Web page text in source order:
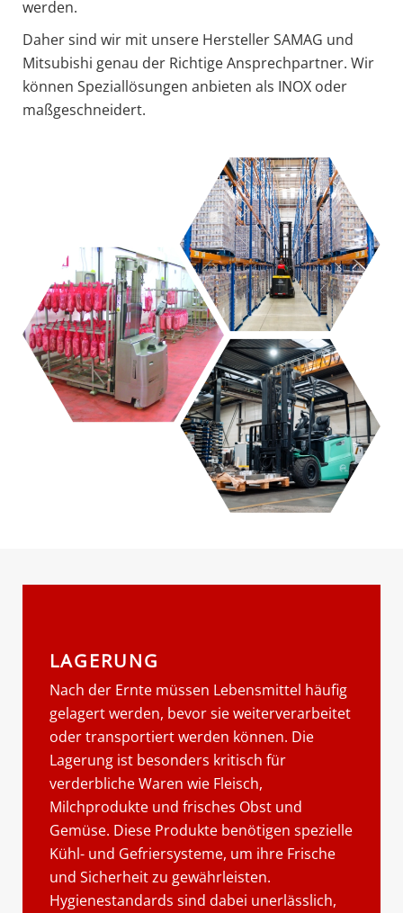
werden.
Daher sind wir mit unsere Hersteller SAMAG und
Mitsubishi genau der Richtige Ansprechpartner. Wir
können Speziallösungen anbieten als INOX oder
maßgeschneidert.
LAGERUNG
Nach der Ernte müssen Lebensmittel häufig
gelagert werden, bevor sie weiterverarbeitet
oder transportiert werden können. Die
Lagerung ist besonders kritisch für
verderbliche Waren wie Fleisch,
Milchprodukte und frisches Obst und
Gemüse. Diese Produkte benötigen spezielle
Kühl- und Gefriersysteme, um ihre Frische
und Sicherheit zu gewährleisten.
Hygienestandards sind dabei unerlässlich,